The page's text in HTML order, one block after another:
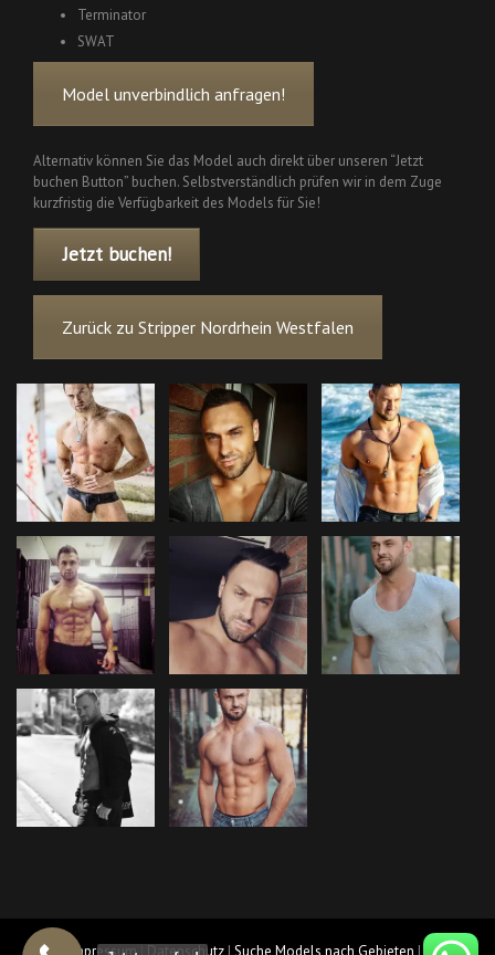
Terminator
SWAT
Model unverbindlich anfragen!
Alternativ können Sie das Model auch direkt über unseren “Jetzt
buchen Button” buchen. Selbstverständlich prüfen wir in dem Zuge
kurzfristig die Verfügbarkeit des Models für Sie!
Jetzt buchen!
Zurück zu Stripper Nordrhein Westfalen
AGB Impressum Datenschutz | Suche Models nach Gebieten | Städte